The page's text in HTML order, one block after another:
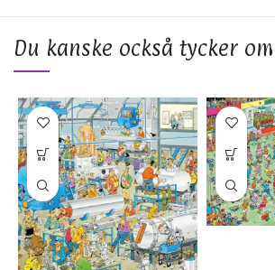
Du kanske också tycker